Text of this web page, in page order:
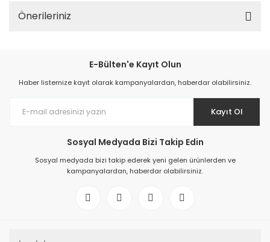
Önerileriniz
E-Bülten'e Kayıt Olun
Haber listemize kayıt olarak kampanyalardan, haberdar olabilirsiniz.
Kayıt Ol
Sosyal Medyada Bizi Takip Edin
Sosyal medyada bizi takip ederek yeni gelen ürünlerden ve
kampanyalardan, haberdar olabilirsiniz.